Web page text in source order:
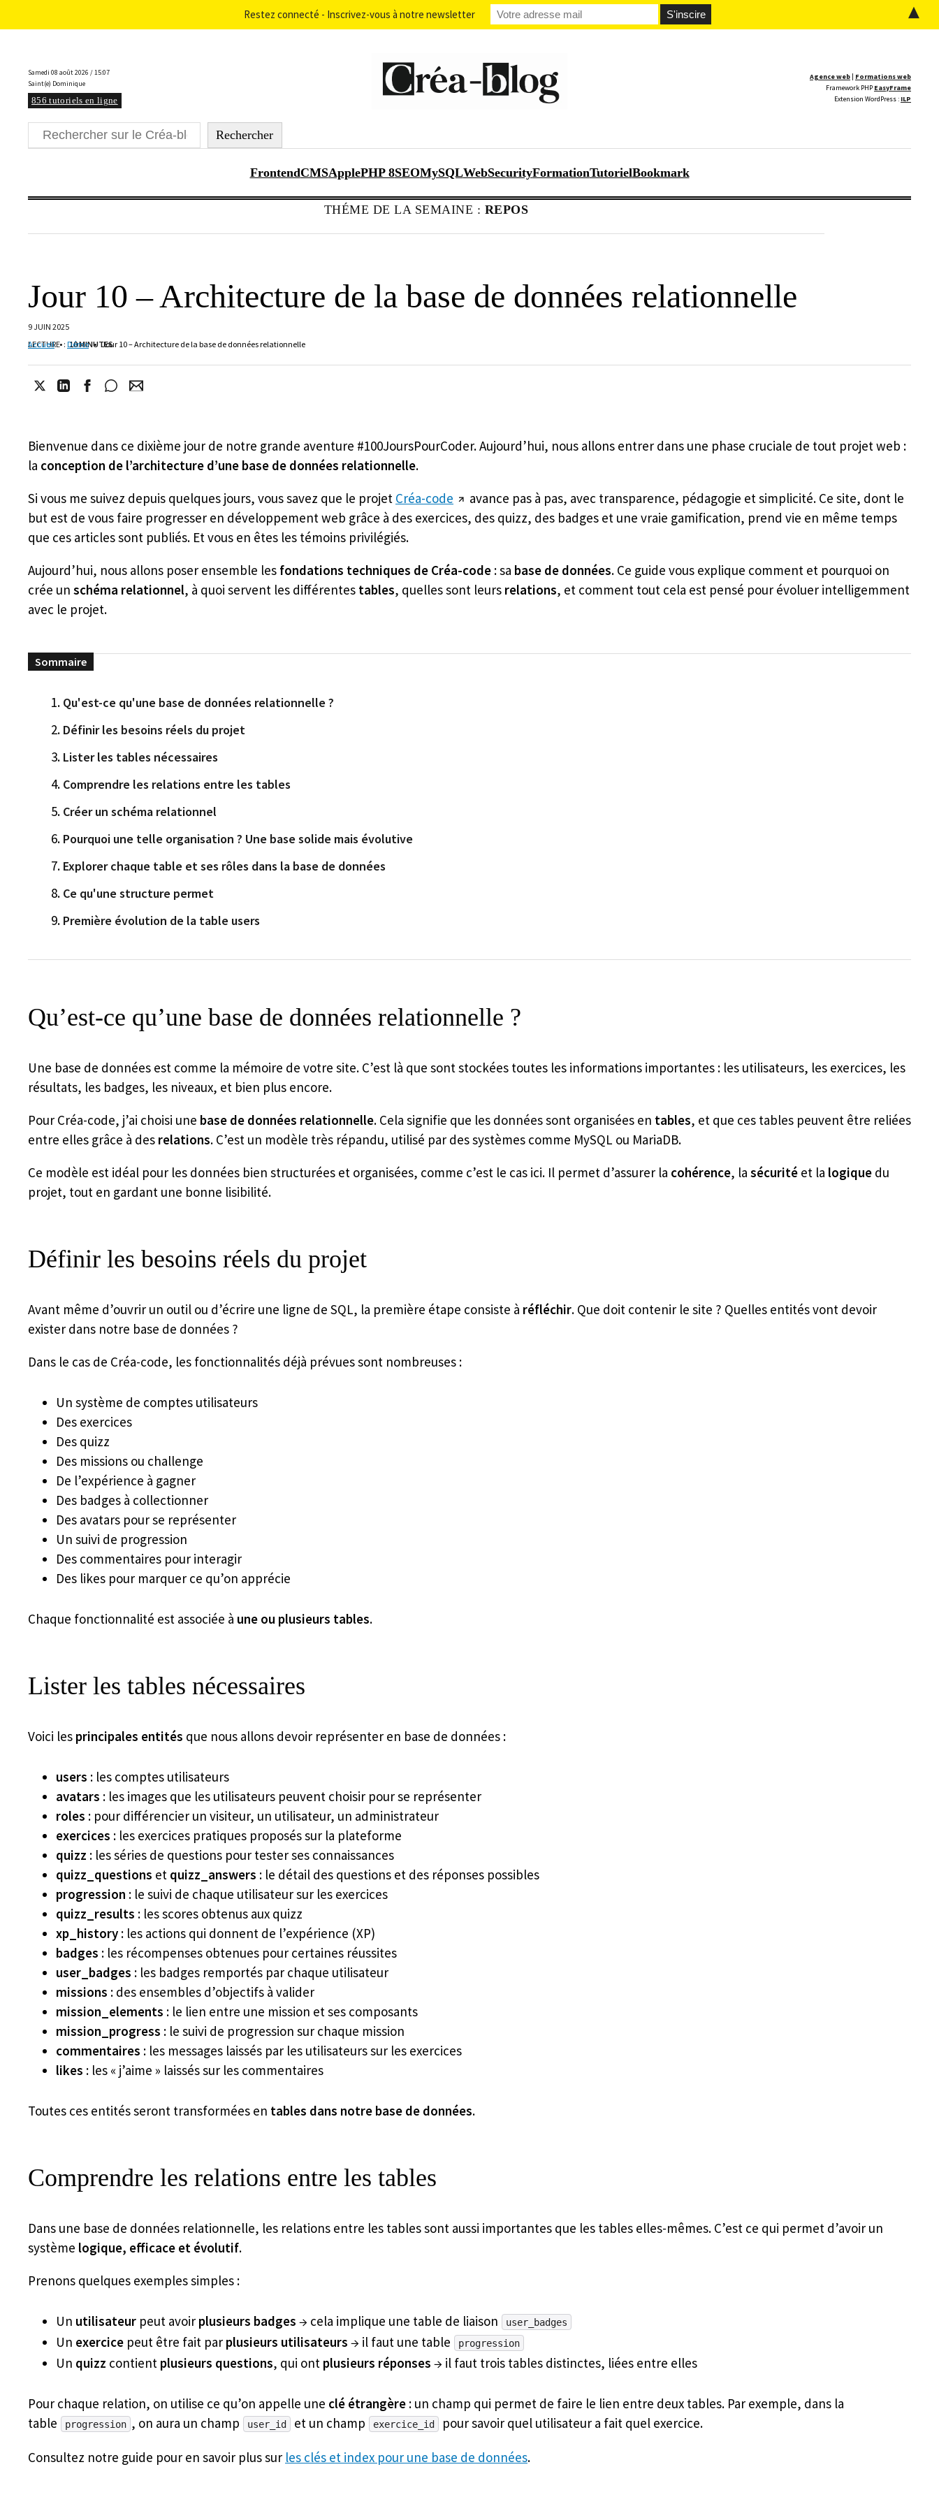
contenu
Samedi 08 août 2026 / 15:07
Saint(e) Dominique
856 tutoriels en ligne
Agence web | Formations web
Framework PHP EasyFrame
Extension WordPress : ILP
Rechercher Rechercher
FrontendCMSApplePHP 8SEOMySQLWebSecurityFormationTutorielBookmark
THÉME DE LA SEMAINE : REPOS
Jour 10 – Architecture de la base de données relationnelle
9 JUIN 2025
LECTURE : 10 MINUTES
Accueil • Démo • Jour 10 – Architecture de la base de données relationnelle
Bienvenue dans ce dixième jour de notre grande aventure #100JoursPourCoder. Aujourd’hui, nous allons entrer dans une phase cruciale de tout projet web :
la conception de l’architecture d’une base de données relationnelle.
Si vous me suivez depuis quelques jours, vous savez que le projet Créa-code
avance pas à pas, avec transparence, pédagogie et simplicité. Ce site, dont le
but est de vous faire progresser en développement web grâce à des exercices, des quizz, des badges et une vraie gamification, prend vie en même temps
que ces articles sont publiés. Et vous en êtes les témoins privilégiés.
Aujourd’hui, nous allons poser ensemble les fondations techniques de Créa-code : sa base de données. Ce guide vous explique comment et pourquoi on
crée un schéma relationnel, à quoi servent les différentes tables, quelles sont leurs relations, et comment tout cela est pensé pour évoluer intelligemment
avec le projet.
Qu'est-ce qu'une base de données relationnelle ?
Définir les besoins réels du projet
Lister les tables nécessaires
Comprendre les relations entre les tables
Créer un schéma relationnel
Pourquoi une telle organisation ? Une base solide mais évolutive
Explorer chaque table et ses rôles dans la base de données
Ce qu'une structure permet
Première évolution de la table users
Qu’est-ce qu’une base de données relationnelle ?
Une base de données est comme la mémoire de votre site. C’est là que sont stockées toutes les informations importantes : les utilisateurs, les exercices, les
résultats, les badges, les niveaux, et bien plus encore.
Pour Créa-code, j’ai choisi une base de données relationnelle. Cela signifie que les données sont organisées en tables, et que ces tables peuvent être reliées
entre elles grâce à des relations. C’est un modèle très répandu, utilisé par des systèmes comme MySQL ou MariaDB.
Ce modèle est idéal pour les données bien structurées et organisées, comme c’est le cas ici. Il permet d’assurer la cohérence, la sécurité et la logique du
projet, tout en gardant une bonne lisibilité.
Définir les besoins réels du projet
Avant même d’ouvrir un outil ou d’écrire une ligne de SQL, la première étape consiste à réfléchir. Que doit contenir le site ? Quelles entités vont devoir
exister dans notre base de données ?
Dans le cas de Créa-code, les fonctionnalités déjà prévues sont nombreuses :
Un système de comptes utilisateurs
Des exercices
Des quizz
Des missions ou challenge
De l’expérience à gagner
Des badges à collectionner
Des avatars pour se représenter
Un suivi de progression
Des commentaires pour interagir
Des likes pour marquer ce qu’on apprécie
Chaque fonctionnalité est associée à une ou plusieurs tables.
Lister les tables nécessaires
Voici les principales entités que nous allons devoir représenter en base de données :
users : les comptes utilisateurs
avatars : les images que les utilisateurs peuvent choisir pour se représenter
roles : pour différencier un visiteur, un utilisateur, un administrateur
exercices : les exercices pratiques proposés sur la plateforme
quizz : les séries de questions pour tester ses connaissances
quizz_questions et quizz_answers : le détail des questions et des réponses possibles
progression : le suivi de chaque utilisateur sur les exercices
quizz_results : les scores obtenus aux quizz
xp_history : les actions qui donnent de l’expérience (XP)
badges : les récompenses obtenues pour certaines réussites
user_badges : les badges remportés par chaque utilisateur
missions : des ensembles d’objectifs à valider
mission_elements : le lien entre une mission et ses composants
mission_progress : le suivi de progression sur chaque mission
commentaires : les messages laissés par les utilisateurs sur les exercices
likes : les « j’aime » laissés sur les commentaires
Toutes ces entités seront transformées en tables dans notre base de données.
Comprendre les relations entre les tables
Dans une base de données relationnelle, les relations entre les tables sont aussi importantes que les tables elles-mêmes. C’est ce qui permet d’avoir un
système logique, efficace et évolutif.
Prenons quelques exemples simples :
Un utilisateur peut avoir plusieurs badges → cela implique une table de liaison user_badges
Un exercice peut être fait par plusieurs utilisateurs → il faut une table progression
Un quizz contient plusieurs questions, qui ont plusieurs réponses → il faut trois tables distinctes, liées entre elles
Pour chaque relation, on utilise ce qu’on appelle une clé étrangère : un champ qui permet de faire le lien entre deux tables. Par exemple, dans la
table
progression , on aura un champ user_id et un champ exercice_id pour savoir quel utilisateur a fait quel exercice.
Consultez notre guide pour en savoir plus sur les clés et index pour une base de données.
Restez connecté - Inscrivez-vous à notre newsletter ▲